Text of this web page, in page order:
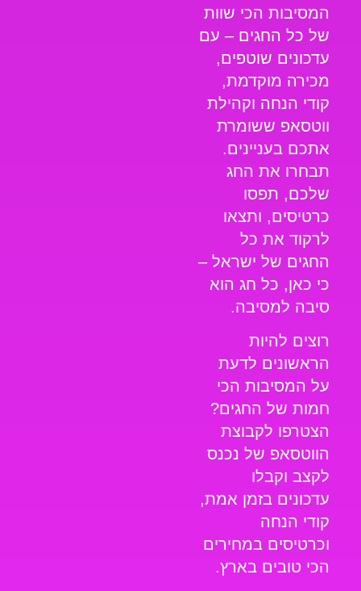
המסיבות הכי שוות
של כל החגים – עם
עדכונים שוטפים,
מכירה מוקדמת,
קודי הנחה וקהילת
ווטסאפ ששומרת
אתכם בעניינים.
תבחרו את החג
שלכם, תפסו
כרטיסים, ותצאו
לרקוד את כל
החגים של ישראל –
כי כאן, כל חג הוא
סיבה למסיבה.
רוצים להיות
הראשונים לדעת
על המסיבות הכי
חמות של החגים?
הצטרפו לקבוצת
הווטסאפ של נכנס
לקצבוקבלו
עדכונים בזמן אמת,
קודי הנחה
וכרטיסים במחירים
הכי טובים בארץ.